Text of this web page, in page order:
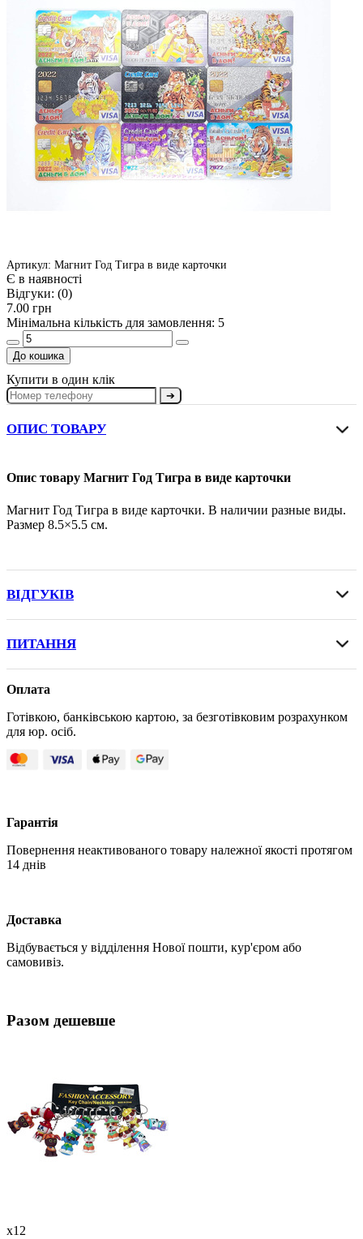
Артикул: Магнит Год Тигра в виде карточки
Є в наявності
Відгуки: (0)
7.00 грн
Мінімальна кількість для замовлення: 5
До кошика
Купити в один клік
➔
ОПИС ТОВАРУ
Опис товару Магнит Год Тигра в виде карточки
Магнит Год Тигра в виде карточки. В наличии разные виды.
Размер 8.5×5.5 см.
ВІДГУКІВ
ПИТАННЯ
Оплата
Готівкою, банківською картою, за безготівковим розрахунком
для юр. осіб.
Гарантія
Повернення неактивованого товару належної якості протягом
14 днів
Доставка
Відбувається у відділення Нової пошти, кур'єром або
самовивіз.
Разом дешевше
x12